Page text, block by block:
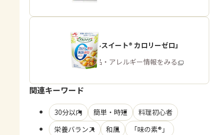
「パルスイート® カロリーゼロ」
商品・アレルギー情報をみる
関連キーワード
30分以内 簡単・時短
料理初心者
栄養バランス
和風
「味の素®」